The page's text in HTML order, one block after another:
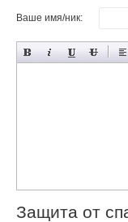
Ваше имя/ник:
Защита от